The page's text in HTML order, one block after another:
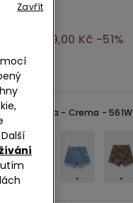
269,00 Kč -51%
Slonovinova - Crema - 561W
Zavřít